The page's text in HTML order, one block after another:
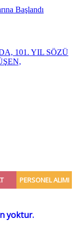
Başlandı
101. YIL SÖZÜ